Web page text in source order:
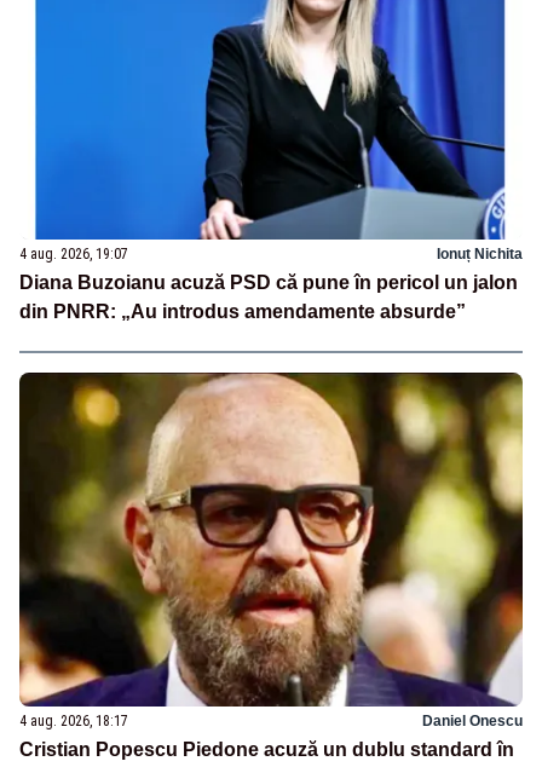
4 aug. 2026, 19:07 Ionuț Nichita
Diana Buzoianu acuză PSD că pune în pericol un jalon
din PNRR: „Au introdus amendamente absurde”
4 aug. 2026, 18:17 Daniel Onescu
Cristian Popescu Piedone acuză un dublu standard în